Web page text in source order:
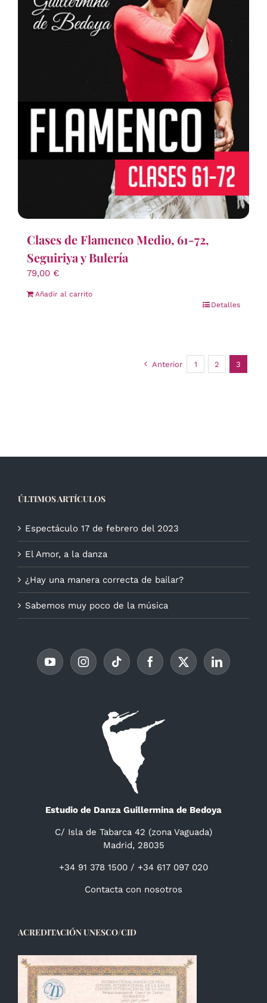
Clases de Flamenco Medio, 61-72,
Seguiriya y Bulería
79,00 €
Añadir al carrito
Detalles
Anterior 1 2 3
ÚLTIMOS ARTÍCULOS
Espectáculo 17 de febrero del 2023
El Amor, a la danza
¿Hay una manera correcta de bailar?
Sabemos muy poco de la música
Estudio de Danza Guillermina de Bedoya
C/ Isla de Tabarca 42 (zona Vaguada)
Madrid, 28035
+34 91 378 1500 / +34 617 097 020
Contacta con nosotros
ACREDITACIÓN UNESCO/CID